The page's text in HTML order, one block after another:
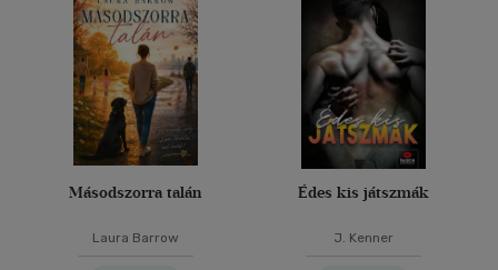
Másodszorra talán
Laura Barrow
Édes kis játszmák
J. Kenner